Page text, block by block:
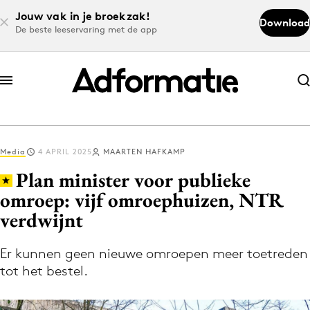
Jouw vak in je broekzak!
De beste leeservaring met de app
Download
Abonneer nu
Abonneer nu
Log in
Download de app
Volg het laatste nieuws via de Adformatie
Nieuws app
Media 4 APRIL 2025 MAARTEN HAFKAMP
Plan minister voor publieke
omroep: vijf omroephuizen, NTR
verdwijnt
Er kunnen geen nieuwe omroepen meer toetreden
tot het bestel.